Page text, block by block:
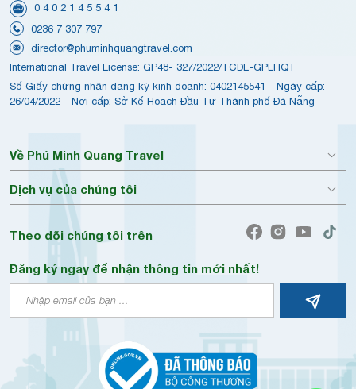
0 4 0 2 1 4 5 5 4 1
0236 7 307 797
director@phuminhquangtravel.com
International Travel License: GP48- 327/2022/TCDL-GPLHQT
Số Giấy chứng nhận đăng ký kinh doanh: 0402145541 - Ngày cấp:
26/04/2022 - Nơi cấp: Sở Kế Hoạch Đầu Tư Thành phố Đà Nẵng
Về Phú Minh Quang Travel
Dịch vụ của chúng tôi
Theo dõi chúng tôi trên
Đăng ký ngay để nhận thông tin mới nhất!